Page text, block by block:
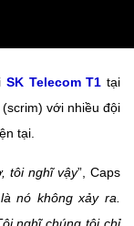
SK Telecom T1 tại
với nhiều đội
tại.
tôi nghĩ vậy”, Caps
nó không xảy ra.